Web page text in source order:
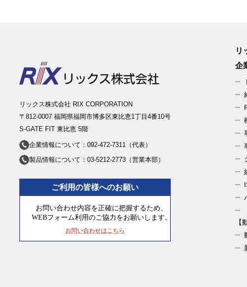
リックス株式会社 RIX CORPORATION
〒812-0007 福岡県福岡市博多区東比恵1丁目4番10号
S-GATE FIT 東比恵 5階
企業情報について：092-472-7311（代表）
製品情報について：03-5212-2773（営業本部）
リ
企
【